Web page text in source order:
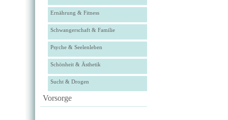
Ernährung & Fitness
Schwangerschaft & Familie
Psyche & Seelenleben
Schönheit & Ästhetik
Sucht & Drogen
Vorsorge